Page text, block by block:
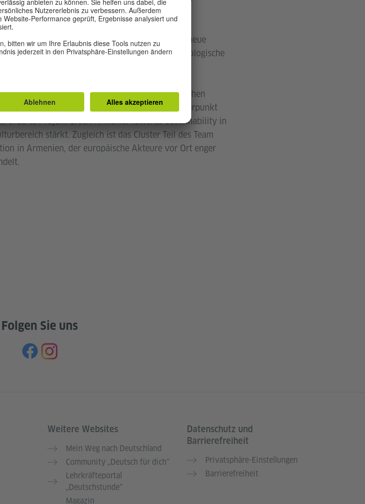
sowie die Società Dante Alighieri.
kulturellen Austausch, Mehrsprachigkeit und neue
wie Stadtentwicklung, Bibliotheken und ökologische
an Bedeutung.
die gemeinsame Organisation des Europäischen
der Europäischen Sprachen. Ein weiterer Schwerpunkt
Projekt Green Armenia: Towards Sustainability in
stärkt. Zugleich ist das Cluster Teil des Team
in Armenien, der europäische Akteure vor Ort enger
Folgen Sie uns
Weitere Websites
Mein Weg nach Deutschland
Community „Deutsch für dich“
Lehrkräfteportal
„Deutschstunde“
Magazin
Datenschutz und
Barrierefreiheit
Privatsphäre-Einstellungen
Barrierefreiheit